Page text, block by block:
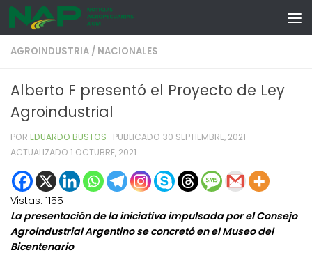
Skip to content
AGROINDUSTRIA / NACIONALES
Alberto F presentó el Proyecto de Ley
Agroindustrial
POR EDUARDO BUSTOS · PUBLICADO 30 SEPTIEMBRE, 2021 ·
ACTUALIZADO 1 OCTUBRE, 2021
Vistas: 1155
La presentación de la iniciativa impulsada por el Consejo
Agroindustrial Argentino se concretó en el Museo del
Bicentenario.